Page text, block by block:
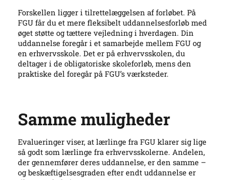
Forskellen ligger i tilrettelæggelsen af forløbet. På
FGU får du et mere fleksibelt uddannelsesforløb med
øget støtte og tættere vejledning i hverdagen. Din
uddannelse foregår i et samarbejde mellem FGU og
en erhvervsskole. Det er på erhvervsskolen, du
deltager i de obligatoriske skoleforløb, mens den
praktiske del foregår på FGU’s værksteder.
Samme muligheder
Evalueringer viser, at lærlinge fra FGU klarer sig lige
så godt som lærlinge fra erhvervsskolerne. Andelen,
der gennemfører deres uddannelse, er den samme –
og beskæftigelsesgraden efter endt uddannelse er